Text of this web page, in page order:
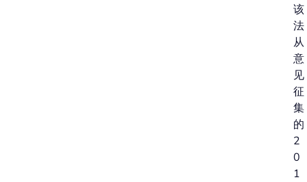
该
法
从
意
见
征
集
的
2
0
1